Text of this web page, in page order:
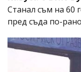
Станал съм на 60
пред съда по-